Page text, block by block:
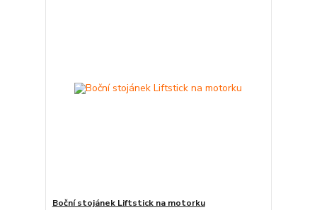
Boční stojánek Liftstick na motorku